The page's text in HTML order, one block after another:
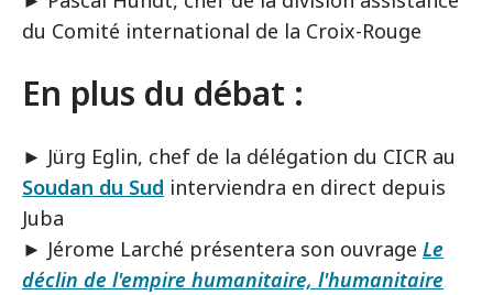
du Comité international de la Croix-Rouge
En plus du débat :
► Jürg Eglin, chef de la délégation du CICR au
Soudan du Sud interviendra en direct depuis
Juba
► Jérome Larché présentera son ouvrage Le
déclin de l'empire humanitaire, l'humanitaire